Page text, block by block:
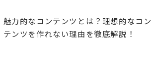
魅力的なコンテンツとは？理想的なコン
テンツを作れない理由を徹底解説！